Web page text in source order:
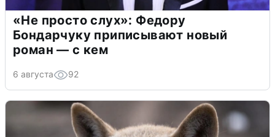
«Не просто слух»: Федору
Бондарчуку приписывают новый
роман — с кем
6 августа 92